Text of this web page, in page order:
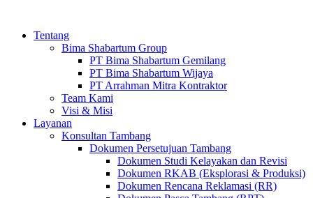
Tentang
Bima Shabartum Group
PT Bima Shabartum Gemilang
PT Bima Shabartum Wijaya
PT Arrahman Mitra Kontraktor
Team Kami
Visi & Misi
Layanan
Konsultan Tambang
Dokumen Persetujuan Tambang
Dokumen Studi Kelayakan dan Revisi
Dokumen RKAB (Eksplorasi & Produksi)
Dokumen Rencana Reklamasi (RR)